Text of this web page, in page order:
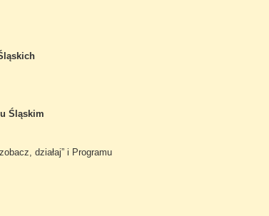
Śląskim
działaj” i Programu